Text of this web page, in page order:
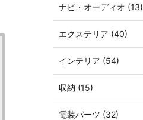
ナビ・オーディオ (13)
エクステリア (40)
インテリア (54)
収納 (15)
電装パーツ (32)